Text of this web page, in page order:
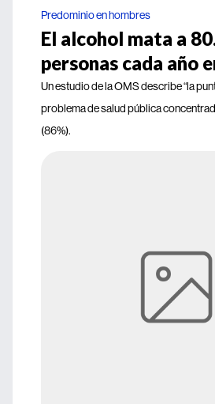
Predominio en hombres
El alcohol mata a
personas cada año
Un estudio de la OMS describe “la
problema de salud pública
(86%).